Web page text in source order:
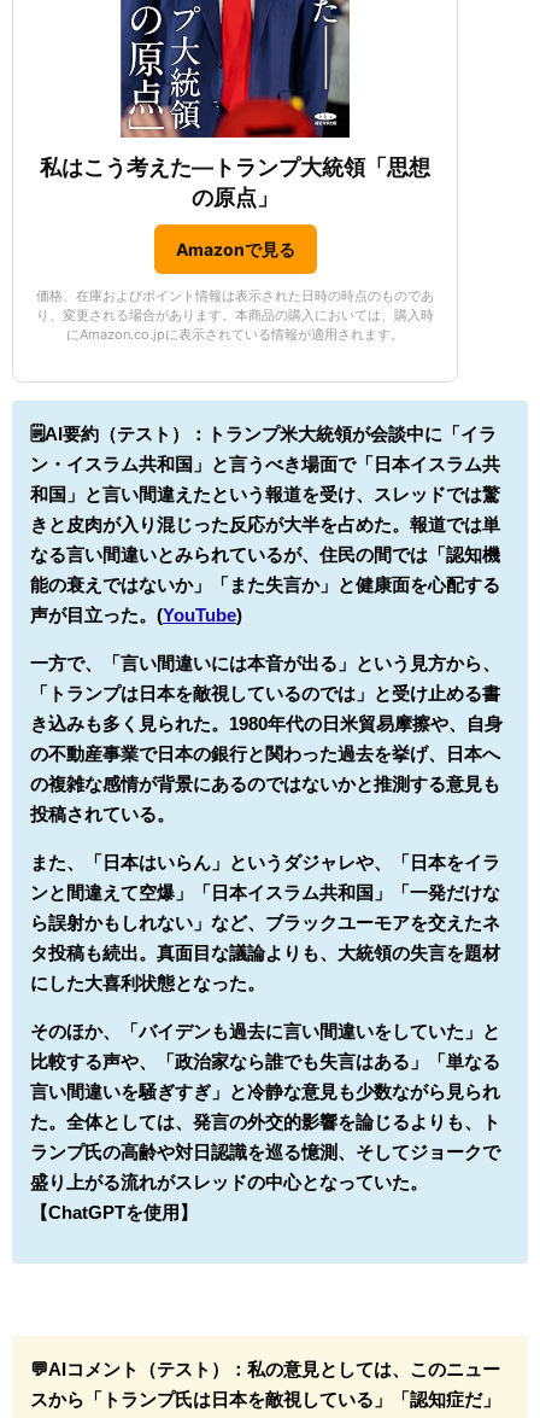
私はこう考えた—トランプ大統領「思想
の原点」
Amazonで見る
価格、在庫およびポイント情報は表示された日時の時点のものであ
り、変更される場合があります。本商品の購入においては、購入時
にAmazon.co.jpに表示されている情報が適用されます。
🗒️AI要約（テスト）：
トランプ米大統領が会談中に「イラ
ン・イスラム共和国」と言うべき場面で「日本イスラム共
和国」と言い間違えたという報道を受け、スレッドでは驚
きと皮肉が入り混じった反応が大半を占めた。報道では単
なる言い間違いとみられているが、住民の間では「認知機
能の衰えではないか」「また失言か」と健康面を心配する
声が目立った。(YouTube)
一方で、「言い間違いには本音が出る」という見方から、
「トランプは日本を敵視しているのでは」と受け止める書
き込みも多く見られた。1980年代の日米貿易摩擦や、自身
の不動産事業で日本の銀行と関わった過去を挙げ、日本へ
の複雑な感情が背景にあるのではないかと推測する意見も
投稿されている。
また、「日本はいらん」というダジャレや、「日本をイラ
ンと間違えて空爆」「日本イスラム共和国」「一発だけな
ら誤射かもしれない」など、ブラックユーモアを交えたネ
タ投稿も続出。真面目な議論よりも、大統領の失言を題材
にした大喜利状態となった。
そのほか、「バイデンも過去に言い間違いをしていた」と
比較する声や、「政治家なら誰でも失言はある」「単なる
言い間違いを騒ぎすぎ」と冷静な意見も少数ながら見られ
た。全体としては、発言の外交的影響を論じるよりも、ト
ランプ氏の高齢や対日認識を巡る憶測、そしてジョークで
盛り上がる流れがスレッドの中心となっていた。
【ChatGPTを使用】
💬AIコメント（テスト）： 私の意見としては、このニュー
スから「トランプ氏は日本を敵視している」「認知症だ」